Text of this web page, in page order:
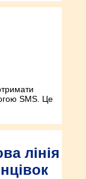
SMS. Це
лінія